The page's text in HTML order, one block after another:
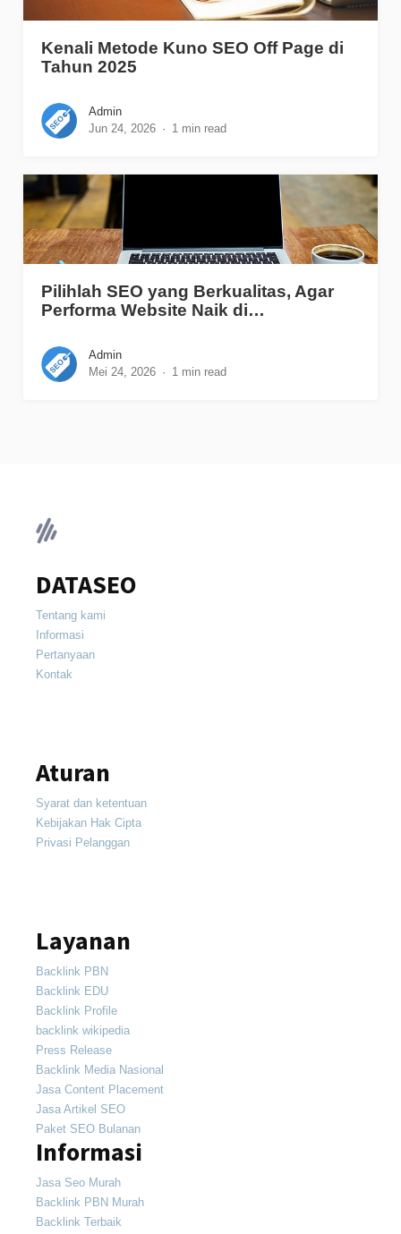
Kenali Metode Kuno SEO Off Page di
Tahun 2025
Admin
Jun 24, 2026
1 min read
Pilihlah SEO yang Berkualitas, Agar
Performa Website Naik di…
Admin
Mei 24, 2026
1 min read
DATASEO
Tentang kami
Informasi
Pertanyaan
Kontak
Aturan
Syarat dan ketentuan
Kebijakan Hak Cipta
Privasi Pelanggan
Layanan
Backlink PBN
Backlink EDU
Backlink Profile
backlink wikipedia
Press Release
Backlink Media Nasional
Jasa Content Placement
Jasa Artikel SEO
Paket SEO Bulanan
Informasi
Jasa Seo Murah
Backlink PBN Murah
Backlink Terbaik